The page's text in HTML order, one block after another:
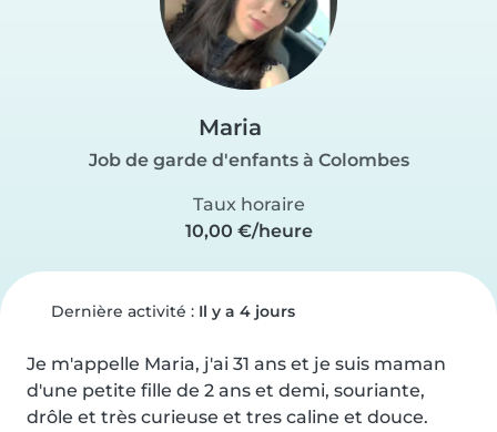
Maria
Job de garde d'enfants à Colombes
Taux horaire
10,00 €/heure
Dernière activité : Il y a 4 jours
Je m'appelle Maria, j'ai 31 ans et je suis maman
d'une petite fille de 2 ans et demi, souriante,
drôle et très curieuse et tres caline et douce.